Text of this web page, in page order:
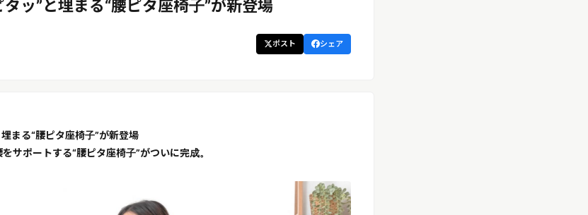
ッ”と埋まる“腰ピタ座椅子”が新登場
ポスト シェア
まる“腰ピタ座椅子”が新登場
サポートする“腰ピタ座椅子”がついに完成。